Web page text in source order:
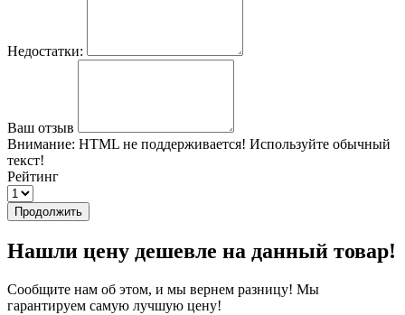
Недостатки:
Ваш отзыв
Внимание: HTML не поддерживается! Используйте обычный
текст!
Рейтинг
Продолжить
Нашли цену дешевле на данный товар!
Сообщите нам об этом, и мы вернем разницу! Мы
гарантируем самую лучшую цену!